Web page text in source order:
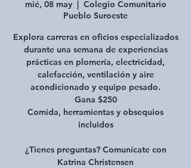
mié, 08 may
  |
Colegio Comunitario
Pueblo Suroeste
Explora carreras en oficios especializados
durante una semana de experiencias
prácticas en plomería, electricidad,
calefacción, ventilación y aire
acondicionado y equipo pesado.
Gana $250
Comida, herramientas y obsequios
incluidos
¿Tienes preguntas? Comunícate con
Katrina Christensen